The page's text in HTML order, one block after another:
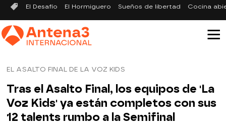
El Desafío El Hormiguero Sueños de libertad Cocina
EL ASALTO FINAL DE LA VOZ KIDS
Tras el Asalto Final, los equipos de 'La
Voz Kids' ya están completos con sus
12 talents rumbo a la Semifinal